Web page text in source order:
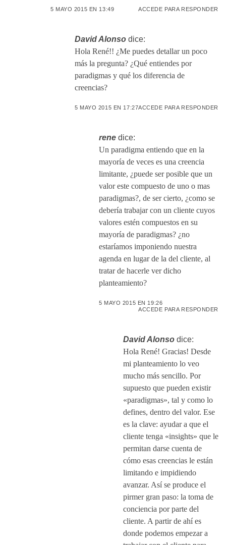
5 MAYO 2015 EN 13:49 ACCEDE PARA RESPONDER
David Alonso dice:
Hola René!! ¿Me puedes detallar un poco
más la pregunta? ¿Qué entiendes por
paradigmas y qué los diferencia de
creencias?
5 MAYO 2015 EN 17:27ACCEDE PARA RESPONDER
rene dice:
Un paradigma entiendo que en la
mayoría de veces es una creencia
limitante, ¿puede ser posible que un
valor este compuesto de uno o mas
paradigmas?, de ser cierto, ¿como se
debería trabajar con un cliente cuyos
valores estén compuestos en su
mayoría de paradigmas? ¿no
estaríamos imponiendo nuestra
agenda en lugar de la del cliente, al
tratar de hacerle ver dicho
planteamiento?
5 MAYO 2015 EN 19:26
ACCEDE PARA RESPONDER
David Alonso dice:
Hola René! Gracias! Desde
mi planteamiento lo veo
mucho más sencillo. Por
supuesto que pueden existir
«paradigmas», tal y como lo
defines, dentro del valor. Ese
es la clave: ayudar a que el
cliente tenga «insights» que le
permitan darse cuenta de
cómo esas creencias le están
limitando e impidiendo
avanzar. Así se produce el
pirmer gran paso: la toma de
conciencia por parte del
cliente. A partir de ahí es
donde podemos empezar a